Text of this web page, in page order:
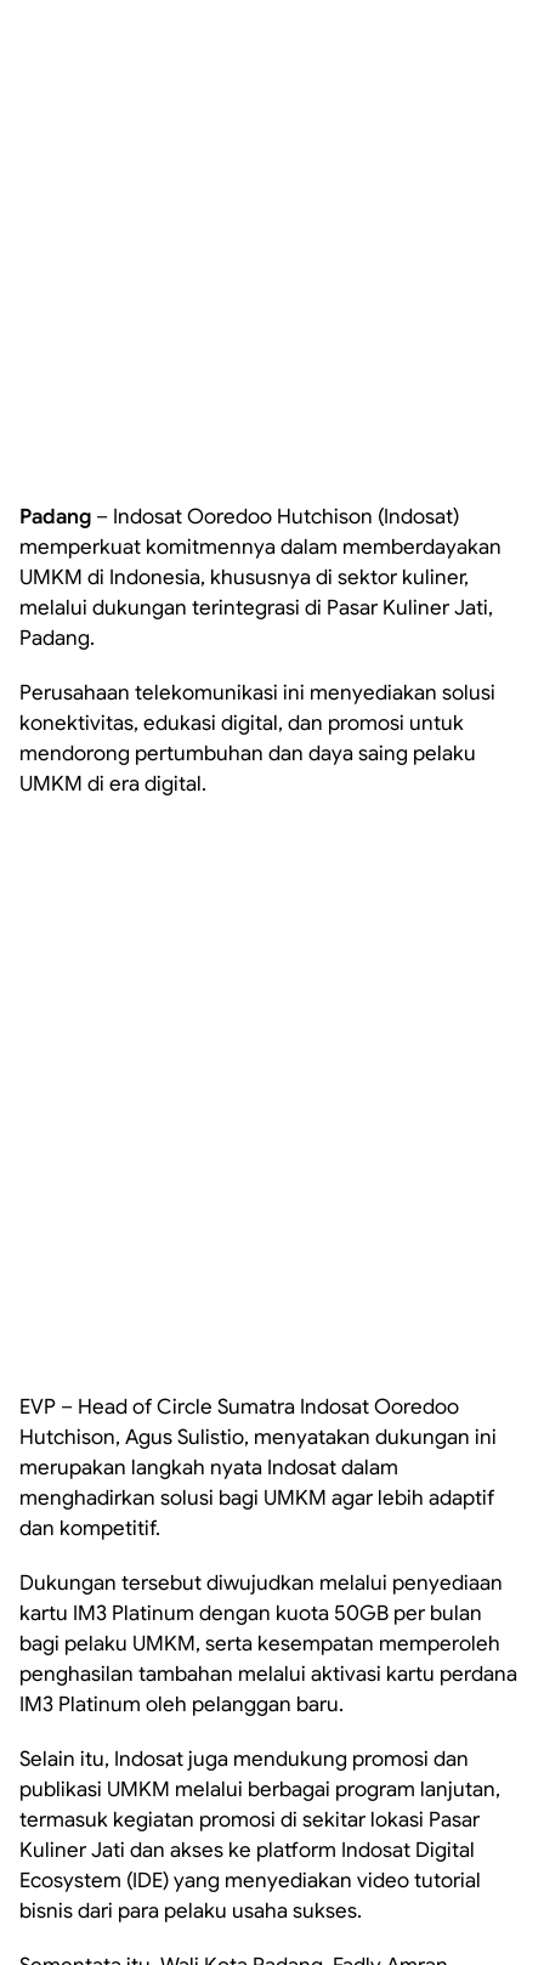
Padang – Indosat Ooredoo Hutchison (Indosat)
memperkuat komitmennya dalam memberdayakan
UMKM di Indonesia, khususnya di sektor kuliner,
melalui dukungan terintegrasi di Pasar Kuliner Jati,
Padang.
Perusahaan telekomunikasi ini menyediakan solusi
konektivitas, edukasi digital, dan promosi untuk
mendorong pertumbuhan dan daya saing pelaku
UMKM di era digital.
EVP – Head of Circle Sumatra Indosat Ooredoo
Hutchison, Agus Sulistio, menyatakan dukungan ini
merupakan langkah nyata Indosat dalam
menghadirkan solusi bagi UMKM agar lebih adaptif
dan kompetitif.
Dukungan tersebut diwujudkan melalui penyediaan
kartu IM3 Platinum dengan kuota 50GB per bulan
bagi pelaku UMKM, serta kesempatan memperoleh
penghasilan tambahan melalui aktivasi kartu perdana
IM3 Platinum oleh pelanggan baru.
Selain itu, Indosat juga mendukung promosi dan
publikasi UMKM melalui berbagai program lanjutan,
termasuk kegiatan promosi di sekitar lokasi Pasar
Kuliner Jati dan akses ke platform Indosat Digital
Ecosystem (IDE) yang menyediakan video tutorial
bisnis dari para pelaku usaha sukses.